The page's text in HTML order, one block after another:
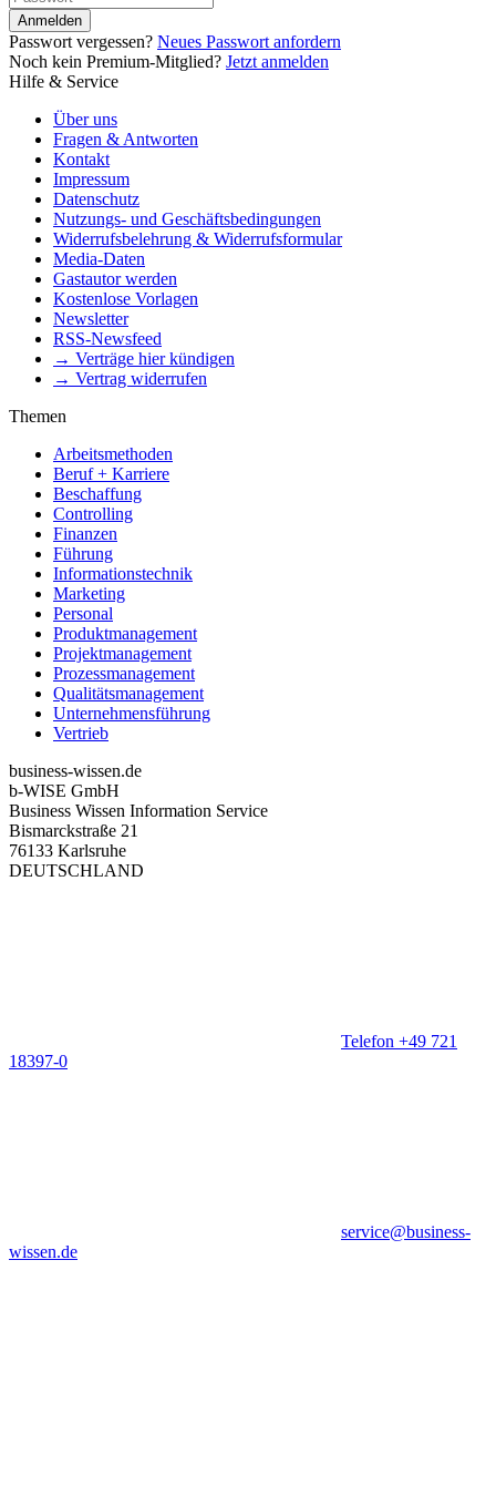
Anmelden
Passwort vergessen? Neues Passwort anfordern
Noch kein Premium-Mitglied? Jetzt anmelden
Hilfe & Service
Über uns
Fragen & Antworten
Kontakt
Impressum
Datenschutz
Nutzungs- und Geschäftsbedingungen
Widerrufsbelehrung & Widerrufsformular
Media-Daten
Gastautor werden
Kostenlose Vorlagen
Newsletter
RSS-Newsfeed
→ Verträge hier kündigen
→ Vertrag widerrufen
Themen
Arbeitsmethoden
Beruf + Karriere
Beschaffung
Controlling
Finanzen
Führung
Informationstechnik
Marketing
Personal
Produktmanagement
Projektmanagement
Prozessmanagement
Qualitätsmanagement
Unternehmensführung
Vertrieb
business-wissen.de
b-WISE GmbH
Business Wissen Information Service
Bismarckstraße 21
76133 Karlsruhe
DEUTSCHLAND
Telefon +49 721
18397-0
service@business-
wissen.de